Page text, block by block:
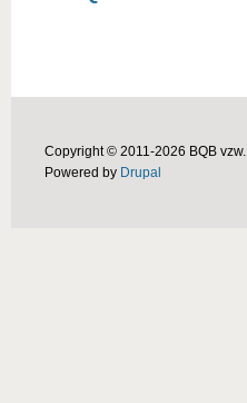
Copyright © 2011-2026 BQB vzw.
Powered by Drupal